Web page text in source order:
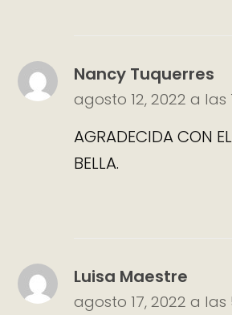
Nancy Tuquerres
agosto 12, 2022 a las
AGRADECIDA CON
BELLA.
Luisa Maestre
agosto 17, 2022 a las